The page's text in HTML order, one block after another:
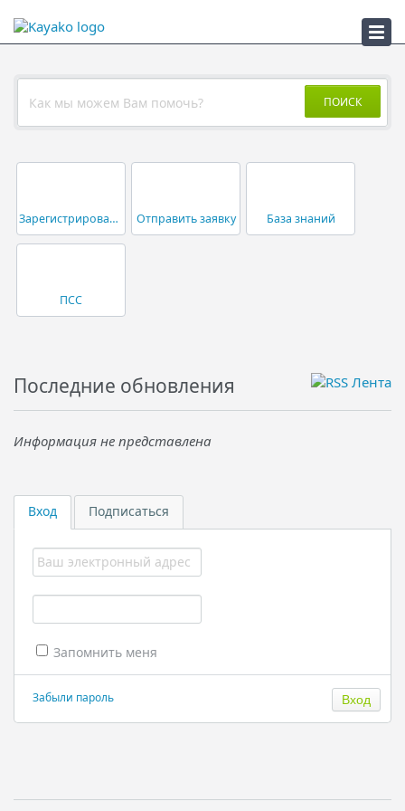
ПСС
Вход Подписаться
Запомнить меня
Забыли пароль
ПОИСК
Зарегистрироваться Отправить заявку База знаний
ПСС
Последние обновления
Информация не представлена